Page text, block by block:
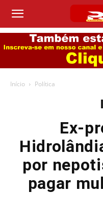
Início Política
Ex-
por
pagar